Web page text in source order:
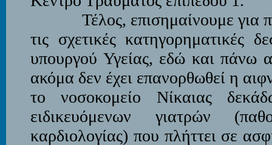
Τέλος, επισημαίνουμε για
τις σχετικές κατηγορηματικές
υπουργού Υγείας, εδώ και πάνω
ακόμα δεν έχει επανορθωθεί η
το νοσοκομείο Νίκαιας
ειδικευόμενων γιατρών
καρδιολογίας) που πλήττει σε